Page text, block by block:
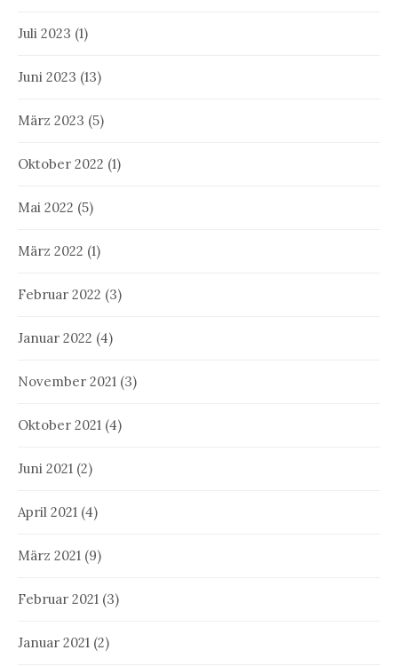
Juli 2023 (1)
Juni 2023 (13)
März 2023 (5)
Oktober 2022 (1)
Mai 2022 (5)
März 2022 (1)
Februar 2022 (3)
Januar 2022 (4)
November 2021 (3)
Oktober 2021 (4)
Juni 2021 (2)
April 2021 (4)
März 2021 (9)
Februar 2021 (3)
Januar 2021 (2)